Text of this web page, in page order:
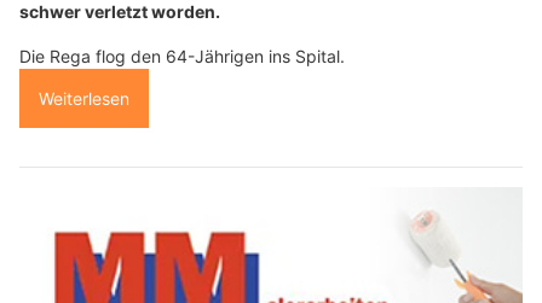
schwer verletzt worden.
Die Rega flog den 64-Jährigen ins Spital.
Weiterlesen